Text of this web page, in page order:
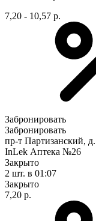
7,20 - 10,57 р.
Забронировать
Забронировать
пр-т Партизанский,
InLek Аптека №26
Закрыто
2 шт. в 01:07
Закрыто
7,20 р.